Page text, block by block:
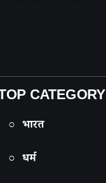
CATEGORY
○ भारत
○ धर्म